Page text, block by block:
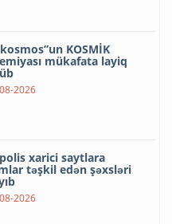
KOSMİK
mükafata layiq
2026
xarici saytlara
təşkil edən şəxsləri
2026